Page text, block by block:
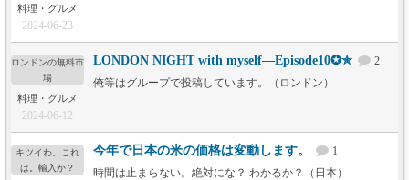
料理・グルメ
2024-06-23
ロンドンの無料市
場
料理・グルメ
2024-06-12
LONDON NIGHT with myself―Episode10✪✯
2
俺等はグループで投稿しています。（ロンドン）
キツイわ。これ
は。輸入か？
今年で日本の米の価格は変動します。
1
時間は止まらない。絶対にな？ わかるか？（日本）